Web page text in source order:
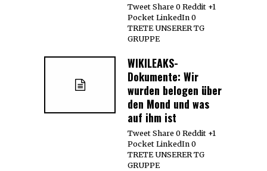
Tweet Share 0 Reddit +1
Pocket LinkedIn 0
TRETE UNSERER TG
GRUPPE
WIKILEAKS-
Dokumente: Wir
wurden belogen über
den Mond und was
auf ihm ist
Tweet Share 0 Reddit +1
Pocket LinkedIn 0
TRETE UNSERER TG
GRUPPE